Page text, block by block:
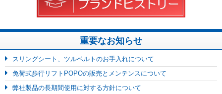
重要なお知らせ
スリングシート、ツルベルトのお手入れについて
免荷式歩行リフトPOPOの販売とメンテンスについて
弊社製品の長期間使用に対する方針について